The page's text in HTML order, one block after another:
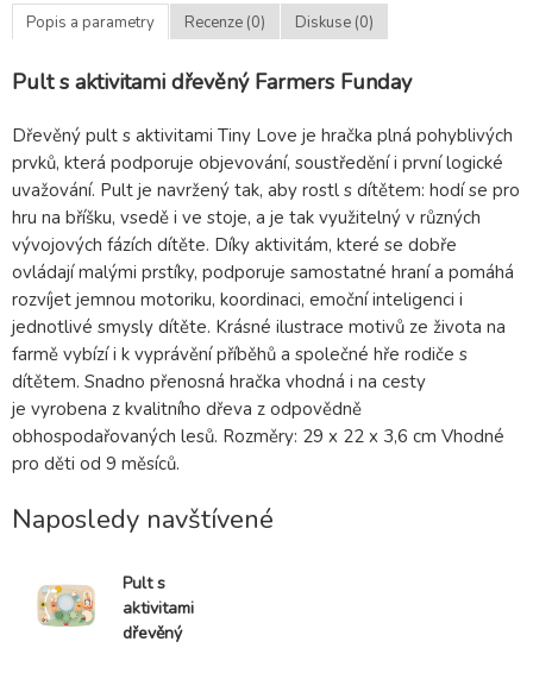
Popis a parametry Recenze (0) Diskuse (0)
Pult s aktivitami dřevěný Farmers Funday
Dřevěný pult s aktivitami Tiny Love je hračka plná pohyblivých
prvků, která podporuje objevování, soustředění i první logické
uvažování. Pult je navržený tak, aby rostl s dítětem: hodí se pro
hru na bříšku, vsedě i ve stoje, a je tak využitelný v různých
vývojových fázích dítěte. Díky aktivitám, které se dobře
ovládají malými prstíky, podporuje samostatné hraní a pomáhá
rozvíjet jemnou motoriku, koordinaci, emoční inteligenci i
jednotlivé smysly dítěte. Krásné ilustrace motivů ze života na
farmě vybízí i k vyprávění příběhů a společné hře rodiče s
dítětem. Snadno přenosná hračka vhodná i na cesty
je vyrobena z kvalitního dřeva z odpovědně
obhospodařovaných lesů. Rozměry: 29 x 22 x 3,6 cm Vhodné
pro děti od 9 měsíců.
Naposledy navštívené
Pult s
aktivitami
dřevěný